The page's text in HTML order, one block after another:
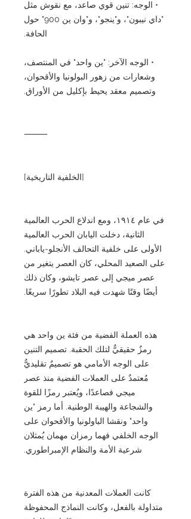
• الوجه: تنين قوي صاعد، مع نقوش مثل
"داي نيبون"، و"ينجو"، و"وان ين 900" حول
الحافة.
• الوجه الآخر: "ين واحد" في المنتصف،
وشعارات من زهور البولونيا والأقحوان،
وتصميم معقد يحيط بإكليل من الأوراق.
⸻
[الخلفية التاريخية]
في عام ١٩١٤، ومع اندلاع الحرب العالمية
الثانية، دخلت اليابان الحرب العالمية
الأولى على خلفية التحالف الأنجلو-ياباني.
على الصعيد المحلي، كان العصر يتغير من
عصر ميجي إلى عصر تايشو، وكان ذلك
أيضًا وقتًا شهدت فيه البلاد تطورًا سريعًا.
هذه العملة الفضية من فئة ين واحد هي
رمزٌ حقيقيٌّ لتلك الحقبة. تصميم التنين
على الوجه الأمامي هو تصميمٌ تقليديٌّ
مُعتمدٌ على العملات الفضية منذ عصر
ميجي فصاعدًا، ويُعتبر رمزًا للقوة
والشجاعة والهيبة الوطنية. أما رمز "ين
واحد" ونقشا الباولونيا والأقحوان على
الوجه الخلفي فهما رمزان مهمان يُمثلان
شرعية الأمة والنظام الإمبراطوري.
كانت العملات المعدنية من هذه الفترة
متداولة بالفعل، وكانت النماذج المحفوظة